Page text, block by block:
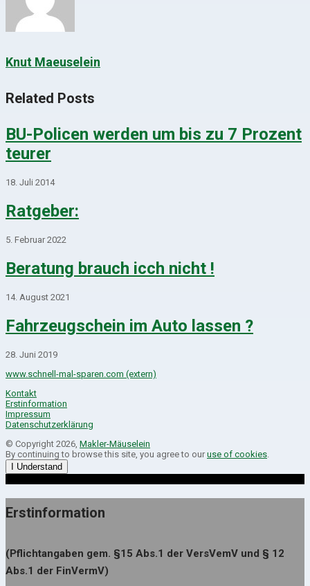
Knut Maeuselein
Related Posts
BU-Policen werden um bis zu 7 Prozent
teurer
18. Juli 2014
Ratgeber:
5. Februar 2022
Beratung brauch icch nicht !
14. August 2021
Fahrzeugschein im Auto lassen ?
28. Juni 2019
www.schnell-mal-sparen.com (extern)
Kontakt
Erstinformation
Impressum
Datenschutzerklärung
© Copyright 2026, Makler-Mäuselein
By continuing to browse this site, you agree to our use of cookies
I Understand
Erstinformation
(Pflichtangaben gem. §15 Abs.1 der VersVemV und § 12
Abs.1 der FinVermV)